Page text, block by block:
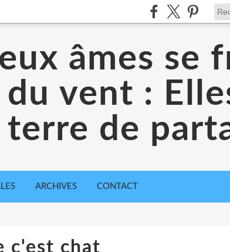
âmes se
du vent :
terre de
ARCHIVES CONTACT
c'est chat